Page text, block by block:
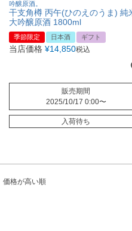
吟醸原酒。
干支角樽 丙午(ひのえのうま) 純
大吟醸原酒 1800ml
季節限定 日本酒 ギフト
当店価格 ¥14,850税込
販売期間
2025/10/17 0:00〜
入荷待ち
価格が高い順